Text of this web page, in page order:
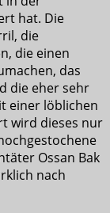
hat. Die
die
die einen
das
die eher sehr
einer löblichen
wird dieses nur
Ossan Bak
nach